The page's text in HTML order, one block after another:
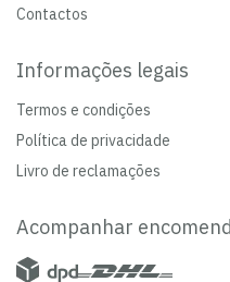
Contactos
Informações legais
Termos e condições
Política de privacidade
Livro de reclamações
Acompanhar